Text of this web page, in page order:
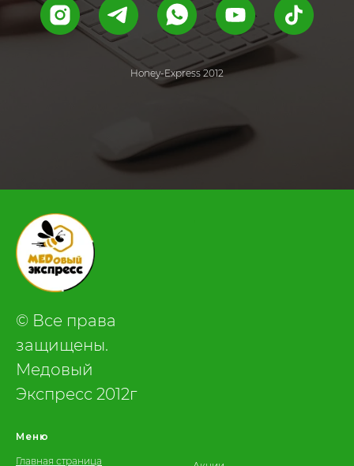
Honey-Express 2012
© Все права
защищены.
Медовый
Экспресс 2012г
Меню
Главная страница